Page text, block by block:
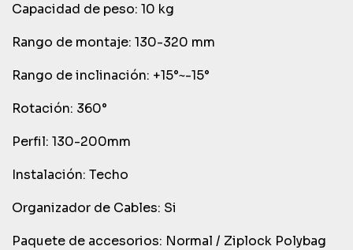
Capacidad de peso: 10 kg
Rango de montaje: 130-320 mm
Rango de inclinación: +15°~-15°
Rotación: 360°
Perfil: 130-200mm
Instalación: Techo
Organizador de Cables: Si
Paquete de accesorios: Normal / Ziplock Polybag